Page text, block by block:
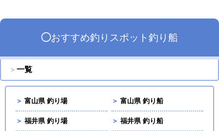
◯おすすめ釣りスポット 釣り船
一覧
＞ 富山県 釣り場 ＞ 富山県 釣り船
＞ 福井県 釣り場 ＞ 福井県 釣り船